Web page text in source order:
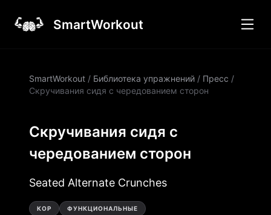
SmartWorkout
SmartWorkout / Библиотека упражнений / Пресс /
Скручивания сидя с чередованием сторон
Скручивания сидя с
чередованием сторон
Seated Alternate Crunches
КОР ФУНКЦИОНАЛЬНЫЕ